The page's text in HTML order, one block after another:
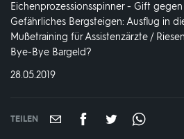
Eichenprozessionsspinner - Gift
Gefährliches Bergsteigen: Ausflug in
Mußetraining für Assistenzärzte /
Bye-Bye Bargeld?
DATUM:
28.05.2019
TEILEN